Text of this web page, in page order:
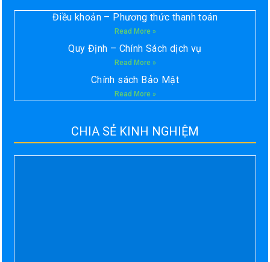
Điều khoản – Phương thức thanh toán
Read More »
Quy Định – Chính Sách dịch vụ
Read More »
Chính sách Bảo Mật
Read More »
CHIA SẺ KINH NGHIỆM